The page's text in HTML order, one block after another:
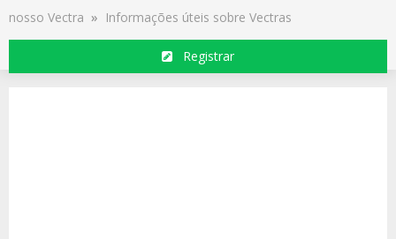
nosso Vectra » Informações úteis sobre Vectras
Registrar